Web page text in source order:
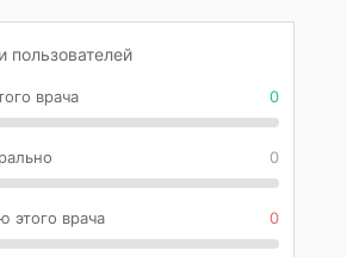
пользователей
врача 0
0
этого врача 0